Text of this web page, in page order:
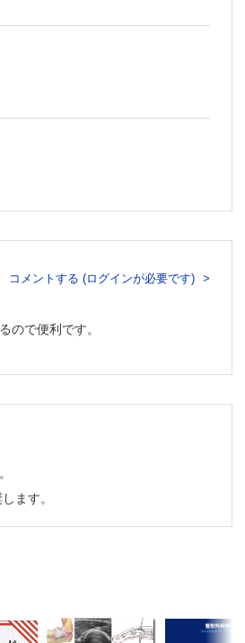
コメントする (ログインが必要です)
ので便利です。
ます。